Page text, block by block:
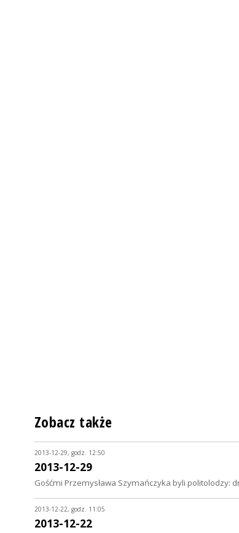
Zobacz także
2013-12-29, godz. 12:50
2013-12-29
Gośćmi Przemysława Szymańczyka byli politolodzy:
2013-12-22, godz. 11:05
2013-12-22